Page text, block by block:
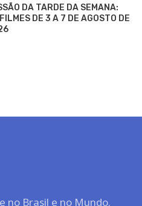
DA TARDE DA SEMANA:
DE 3 A 7 DE AGOSTO DE
no Brasil e no Mundo.